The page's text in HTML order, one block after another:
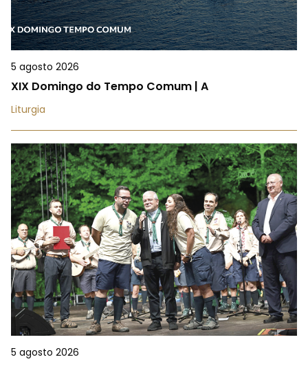
5 agosto 2026
XIX Domingo do Tempo Comum | A
Liturgia
5 agosto 2026